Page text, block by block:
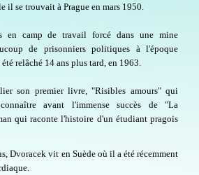
il se trouvait à Prague en mars 1950.
en camp de travail forcé dans une mine
de prisonniers politiques à l'époque
relâché 14 ans plus tard, en 1963.
son premier livre, "Risibles amours" qui
avant l'immense succès de "La
qui raconte l'histoire d'un étudiant pragois
Dvoracek vit en Suède où il a été récemment